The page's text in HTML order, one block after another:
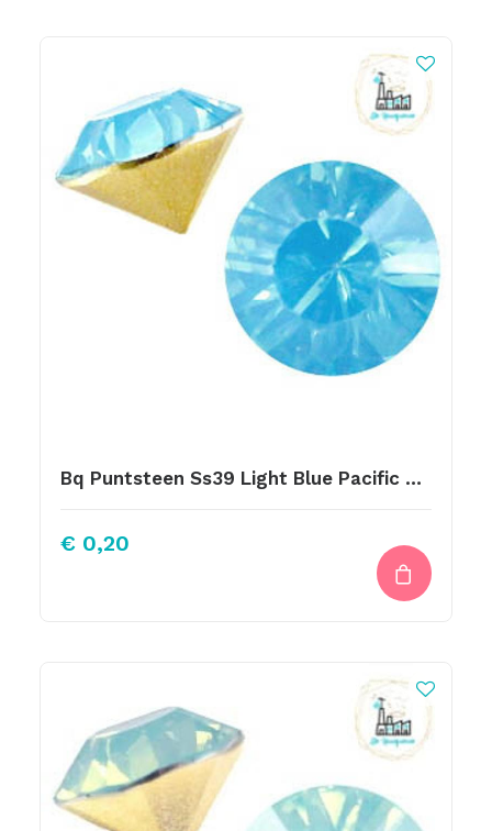
Bq Puntsteen Ss39 Light Blue Pacific Opal
€ 0,20